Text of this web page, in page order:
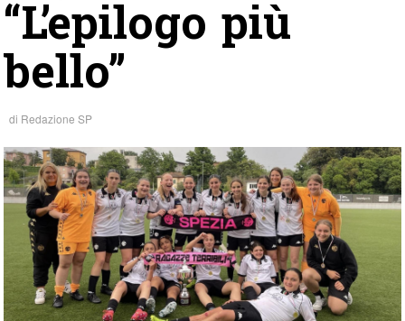
“L’epilogo più
bello”
di Redazione SP